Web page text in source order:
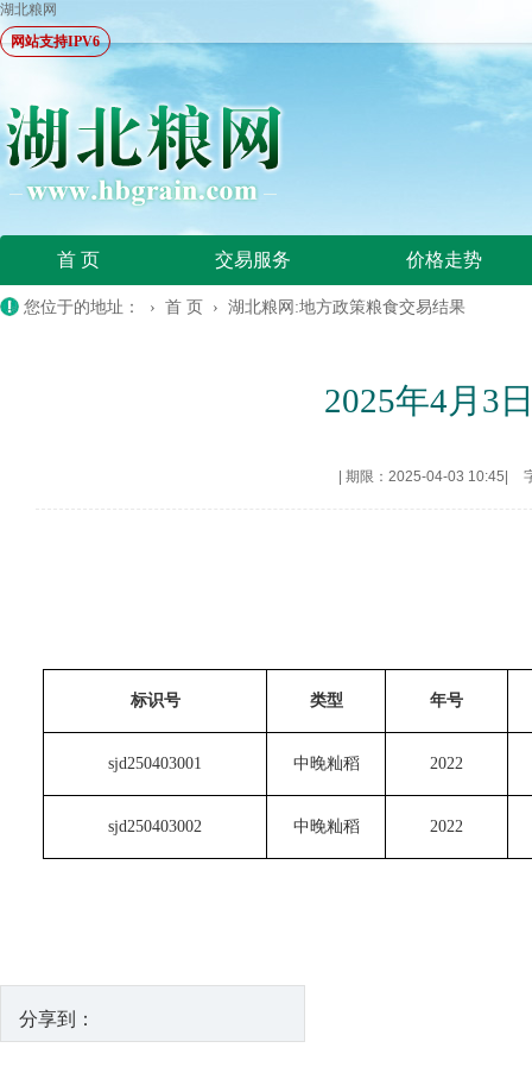
湖北粮网
网站支持IPV6
首 页 交易服务 价格走势
您位于的地址： › 首 页 › 湖北粮网:地方政策粮食交易结果
2025年4月3
期限：2025-04-03 10:45
标识号 类型 年号
sjd250403001 中晚籼稻 2022
sjd250403002 中晚籼稻 2022
分享到：